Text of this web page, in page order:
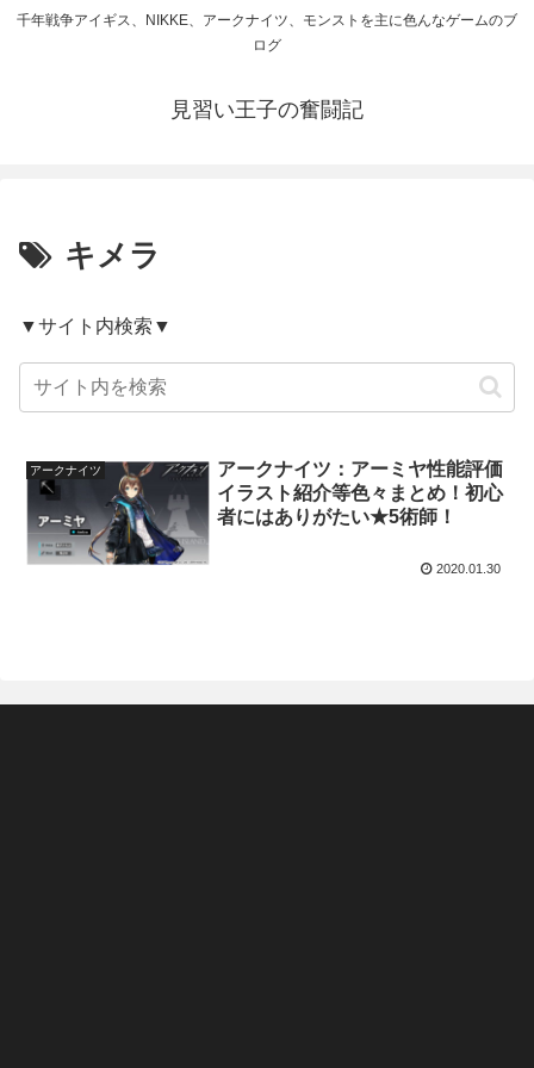
千年戦争アイギス、NIKKE、アークナイツ、モンストを主に色んなゲームのブ
ログ
見習い王子の奮闘記
キメラ
▼サイト内検索▼
アークナイツ
アークナイツ：アーミヤ性能評価
イラスト紹介等色々まとめ！初心
者にはありがたい★5術師！
2020.01.30